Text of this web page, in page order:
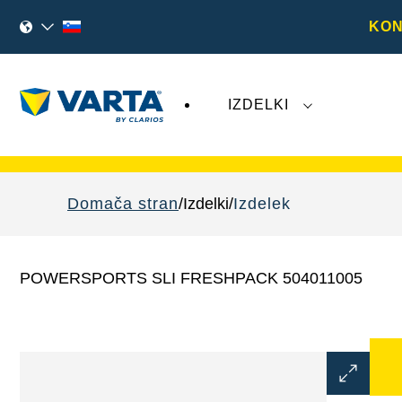
IZDELKI
Domača stran Izdelki Izdelek
POWERSPORTS SLI FRESHPACK 504011005
Odprite
dialogno